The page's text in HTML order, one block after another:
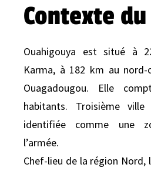
Contexte
Ouahigouya est situé à
Karma, à 182 km au
Ouagadougou. Elle
habitants. Troisième
identifiée comme une
l’armée.
Chef-lieu de la région Nord,